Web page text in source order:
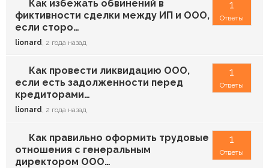
Как избежать обвинений в
фиктивности сделки между ИП и ООО,
если сторо…
lionard, 2 года назад
1
Ответы
Как провести ликвидацию ООО,
если есть задолженности перед
кредиторами…
lionard, 2 года назад
1
Ответы
Как правильно оформить трудовые
отношения с генеральным
директором ООО…
1
Ответы